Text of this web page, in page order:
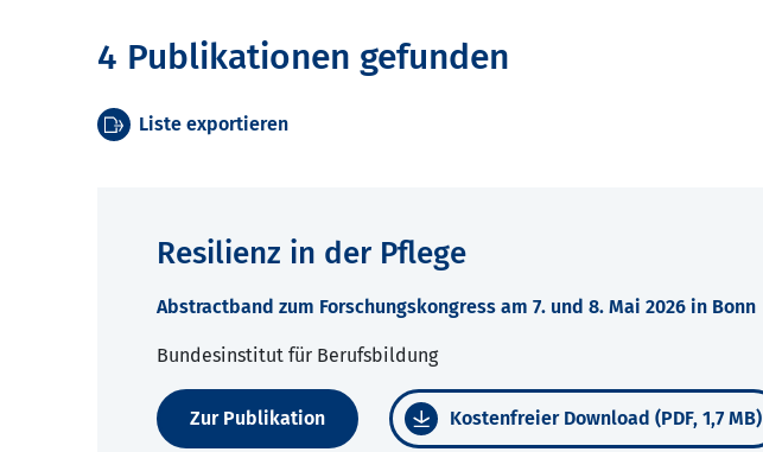
4 Publikationen gefunden
Liste exportieren
Resilienz in der Pflege
Abstractband zum Forschungskongress am 7. und 8. Mai 2026 in Bonn
Bundesinstitut für Berufsbildung
Zur Publikation Kostenfreier Download (PDF, 1,7 MB)